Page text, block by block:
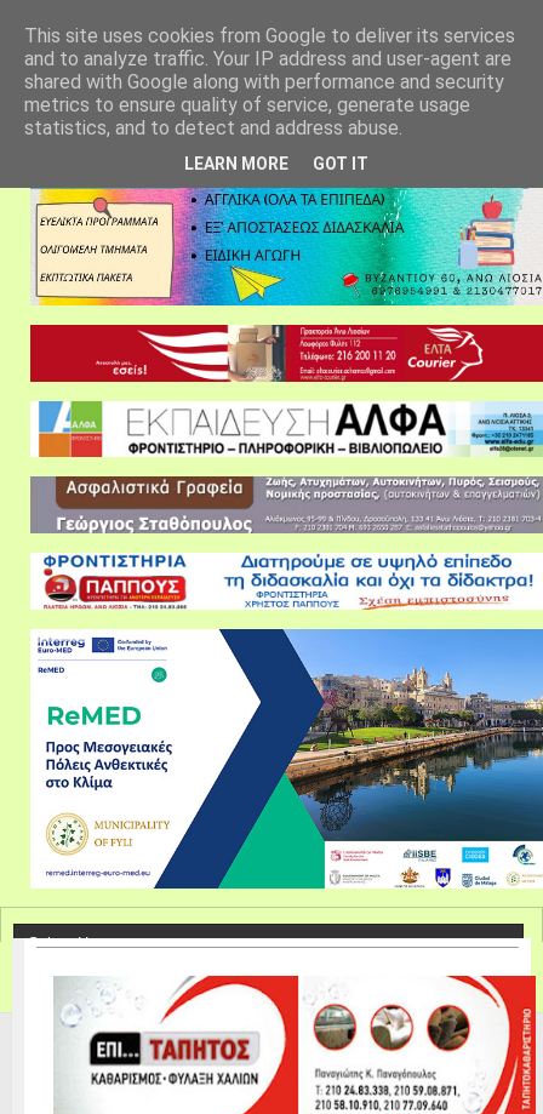
This site uses cookies from Google to deliver its services
and to analyze traffic. Your IP address and user-agent are
shared with Google along with performance and security
metrics to ensure quality of service, generate usage
statistics, and to detect and address abuse.
LEARN MORE GOT IT